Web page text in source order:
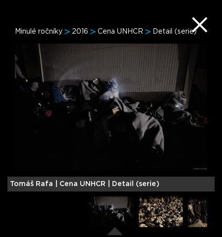
Minulé ročníky 2016 Cena UNHCR Detail (serie)
Tomáš Rafa | Cena UNHCR | Detail (serie)